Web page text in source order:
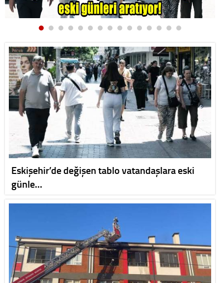
Eskişehir’de değişen tablo vatandaşlara eski
günle…